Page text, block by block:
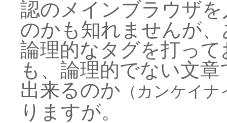
認のメインブラウザ
のかも知れませんが
論理的なタグを打っ
も、論理的でない文
出来るのか （カンケイ
りますが。